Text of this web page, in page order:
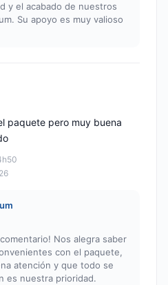
y el acabado de nuestros
Su apoyo es muy valioso
paquete pero muy buena
Nos alegra saber
con el paquete,
atención y que todo se
es nuestra prioridad.